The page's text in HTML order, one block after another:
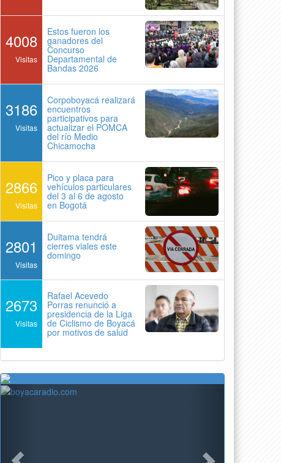
4008
Visitas
Estos fueron los
ganadores del
Concurso
Departamental de
Bandas 2026
3186
Visitas
Corpoboyacá realizará
encuentros
participativos para
actualizar el POMCA
del río Medio
Chicamocha
2866
Visitas
Pico y placa para
vehículos particulares
del 3 al 6 de agosto
en Bogotá
2801
Visitas
Duitama tendrá
cierres viales este
domingo
2673
Visitas
Rafael Acevedo
Porras renunció a
presidencia de la Liga
de Ciclismo de Boyacá
por motivos de salud
Previous